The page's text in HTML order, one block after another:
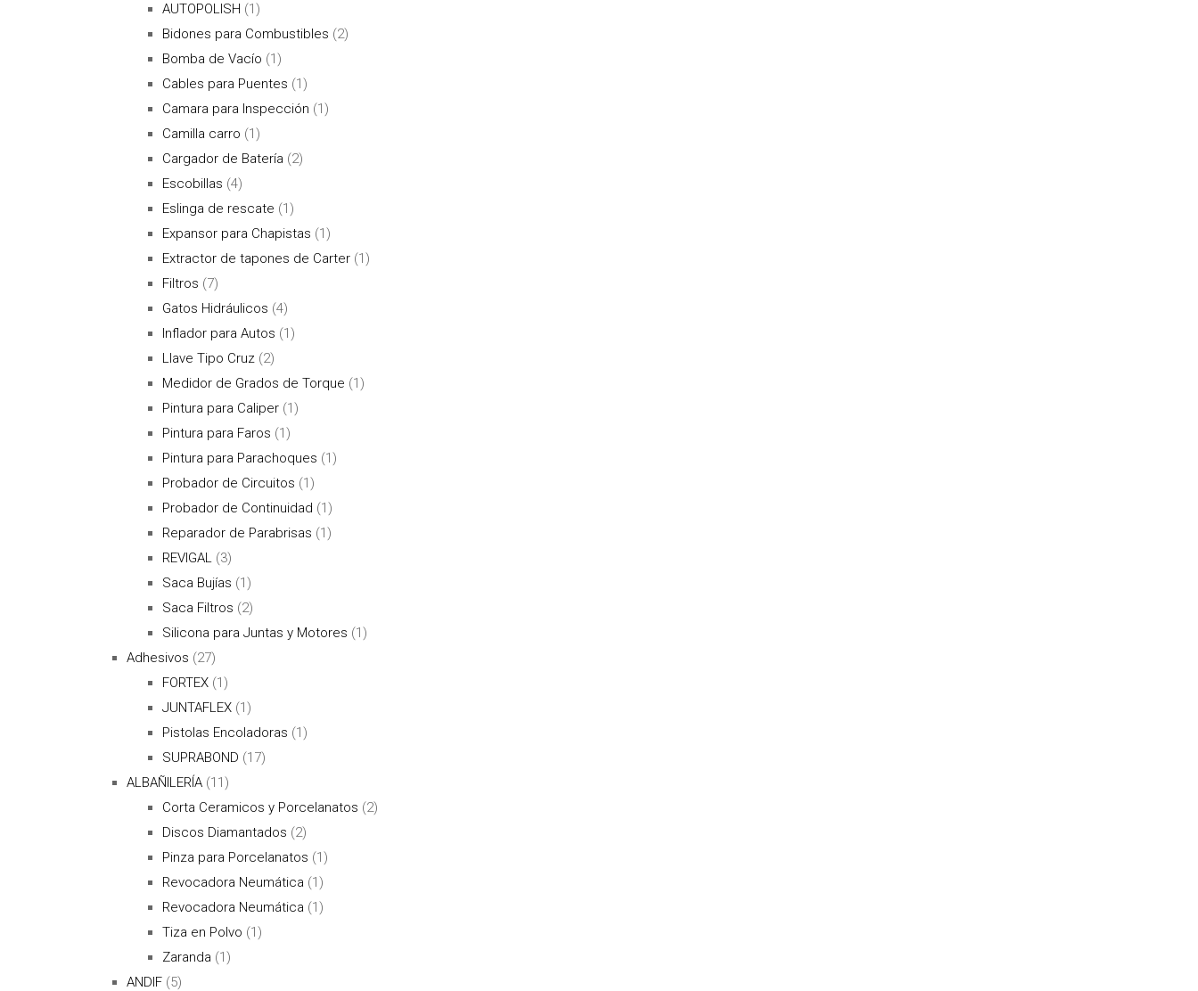
AUTOPOLISH (1)
Bidones para Combustibles (2)
Bomba de Vacío (1)
Cables para Puentes (1)
Camara para Inspección (1)
Camilla carro (1)
Cargador de Batería (2)
Escobillas (4)
Eslinga de rescate (1)
Expansor para Chapistas (1)
Extractor de tapones de Carter (1)
Filtros (7)
Gatos Hidráulicos (4)
Inflador para Autos (1)
Llave Tipo Cruz (2)
Medidor de Grados de Torque (1)
Pintura para Caliper (1)
Pintura para Faros (1)
Pintura para Parachoques (1)
Probador de Circuitos (1)
Probador de Continuidad (1)
Reparador de Parabrisas (1)
REVIGAL (3)
Saca Bujías (1)
Saca Filtros (2)
Silicona para Juntas y Motores (1)
Adhesivos (27)
FORTEX (1)
JUNTAFLEX (1)
Pistolas Encoladoras (1)
SUPRABOND (17)
ALBAÑILERÍA (11)
Corta Ceramicos y Porcelanatos (2)
Discos Diamantados (2)
Pinza para Porcelanatos (1)
Revocadora Neumática (1)
Revocadora Neumática (1)
Tiza en Polvo (1)
Zaranda (1)
ANDIF (5)